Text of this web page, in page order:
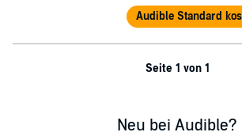
younger kids (or are even just a fan of
yourself) I would absolutely recommend
Audible Standard
Seite 1 von 1
Neu bei Audible?